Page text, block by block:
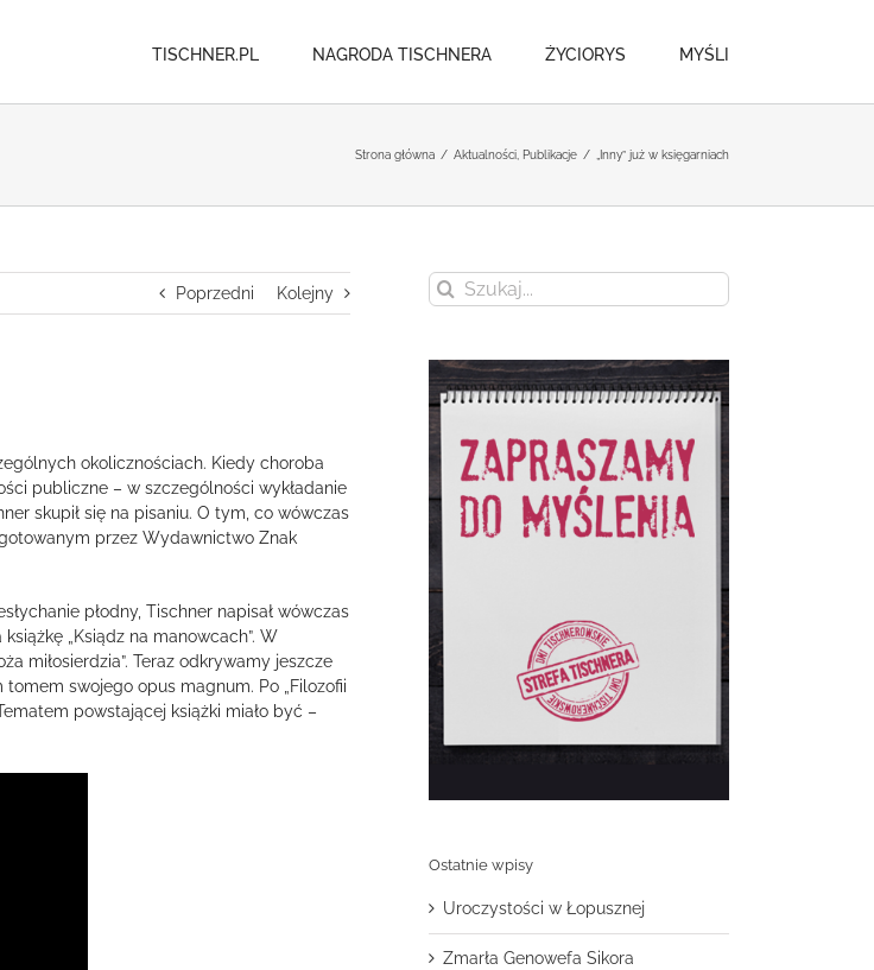
TISCHNER.PL NAGRODA TISCHNERA ŻYCIORYS MYŚLI
Strona główna / Aktualności Publikacje / „Inny” już w księgarniach
Poprzedni Kolejny
okolicznościach. Kiedy choroba
publiczne – w szczególności wykładanie
skupił się na pisaniu. O tym, co wówczas
przez Wydawnictwo Znak
płodny, Tischner napisał wówczas
książkę „Ksiądz na manowcach”. W
miłosierdzia”. Teraz odkrywamy jeszcze
swojego opus magnum. Po „Filozofii
powstającej książki miało być –
Szukaj
Ostatnie wpisy
Uroczystości w Łopusznej
Zmarła Genowefa Sikora